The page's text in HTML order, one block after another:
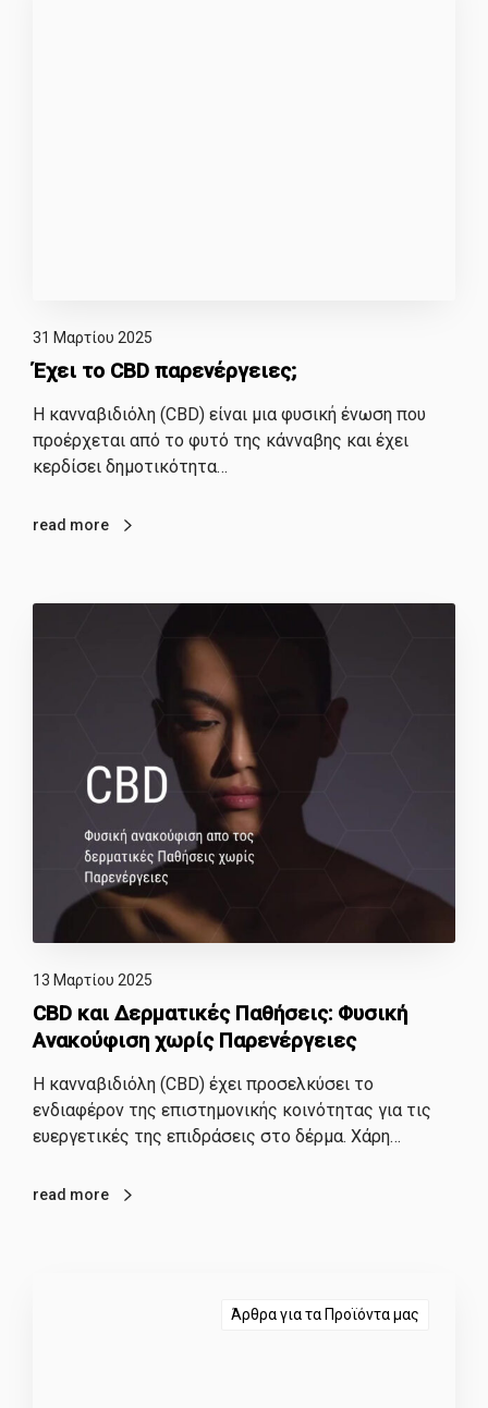
31 Μαρτίου 2025
Έχει το CBD παρενέργειες;
Η κανναβιδιόλη (CBD) είναι μια φυσική ένωση που
προέρχεται από το φυτό της κάνναβης και έχει
κερδίσει δημοτικότητα…
read more
13 Μαρτίου 2025
CBD και Δερματικές Παθήσεις: Φυσική
Ανακούφιση χωρίς Παρενέργειες
Η κανναβιδιόλη (CBD) έχει προσελκύσει το
ενδιαφέρον της επιστημονικής κοινότητας για τις
ευεργετικές της επιδράσεις στο δέρμα. Χάρη…
read more
Άρθρα για τα Προϊόντα μας